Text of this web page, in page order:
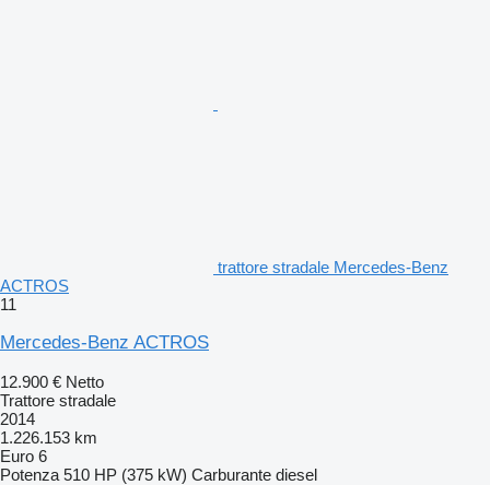
trattore stradale Mercedes-Benz
ACTROS
11
Mercedes-Benz ACTROS
12.900 € Netto
Trattore stradale
2014
1.226.153 km
Euro 6
Potenza 510 HP (375 kW) Carburante diesel